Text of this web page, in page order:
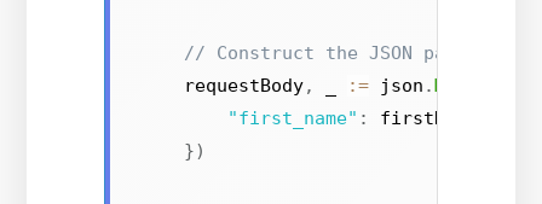
// Construct the JSON payload
    requestBody
, := json .Marshal
"first_name" : firstName
})